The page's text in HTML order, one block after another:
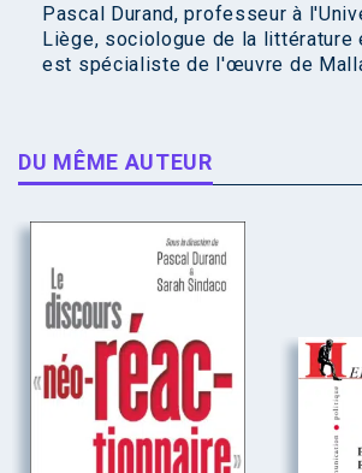
Pascal Durand, professeur à
Liège, sociologue de la littérature
est spécialiste de l'œuvre de
DU MÊME AUTEUR